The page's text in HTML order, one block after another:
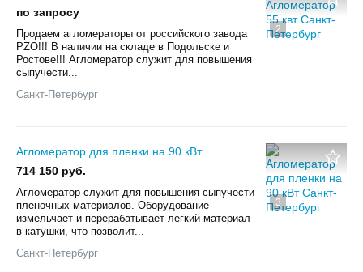
2
по запросу
Продаем агломераторы от российского завода
PZO!!! В наличии на складе в Подольске и
Ростове!!! Агломератор служит для повышения
сыпучести...
Санкт-Петербург
3
Агломератор для пленки на 90 кВт
714 150 руб.
Агломератор служит для повышения сыпучести
пленочных материалов. Оборудование
измельчает и перерабатывает легкий материал
в катушки, что позволит...
Санкт-Петербург